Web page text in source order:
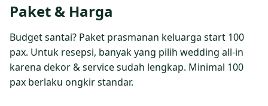
Paket & Harga
Budget santai? Paket prasmanan keluarga start 100
pax. Untuk resepsi, banyak yang pilih wedding all‑in
karena dekor & service sudah lengkap. Minimal 100
pax berlaku ongkir standar.